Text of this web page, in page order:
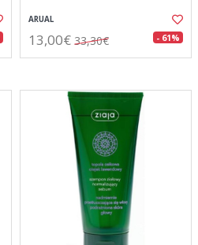
ARUAL
13,00€ 33,30€ - 61%